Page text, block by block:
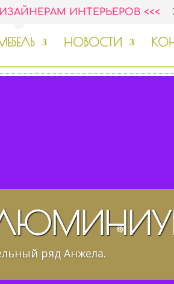
❅
ИНТЕРЬЕРОВ <<<
НОВОСТИ
ряд Анжела.